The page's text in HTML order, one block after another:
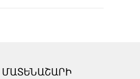
ՄԱՏԵՆԱՇԱՐԻ